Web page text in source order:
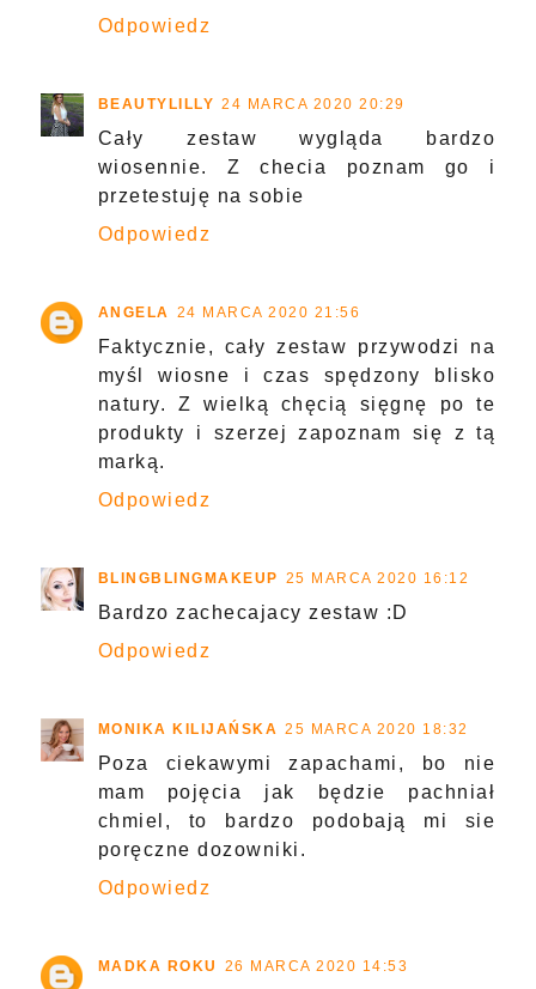
Odpowiedz
BEAUTYLILLY 24 MARCA 2020 20:29
Cały zestaw wygląda bardzo
wiosennie. Z checia poznam go i
przetestuję na sobie
Odpowiedz
ANGELA 24 MARCA 2020 21:56
Faktycznie, cały zestaw przywodzi na
myśl wiosne i czas spędzony blisko
natury. Z wielką chęcią sięgnę po te
produkty i szerzej zapoznam się z tą
marką.
Odpowiedz
BLINGBLINGMAKEUP 25 MARCA 2020 16:12
Bardzo zachecajacy zestaw :D
Odpowiedz
MONIKA KILIJAŃSKA 25 MARCA 2020 18:32
Poza ciekawymi zapachami, bo nie
mam pojęcia jak będzie pachniał
chmiel, to bardzo podobają mi sie
poręczne dozowniki.
Odpowiedz
MADKA ROKU 26 MARCA 2020 14:53